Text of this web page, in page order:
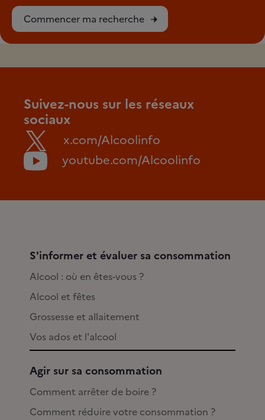
Commencer ma recherche
Suivez-nous sur les réseaux
sociaux
x.com/Alcoolinfo
youtube.com/Alcoolinfo
S'informer et évaluer sa consommation
Alcool : où en êtes-vous ?
Alcool et fêtes
Grossesse et allaitement
Vos ados et l'alcool
Agir sur sa consommation
Comment arrêter de boire ?
Comment réduire votre consommation ?